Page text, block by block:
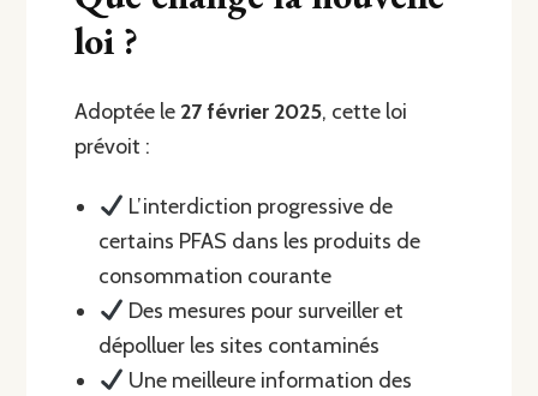
loi ?
Adoptée le 27 février 2025, cette loi
prévoit :
L’interdiction progressive de
certains PFAS dans les produits de
consommation courante
Des mesures pour surveiller et
dépolluer les sites contaminés
Une meilleure information des